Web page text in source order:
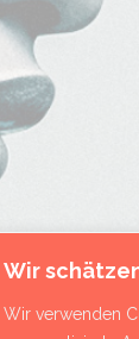
Wir
Wir verwenden